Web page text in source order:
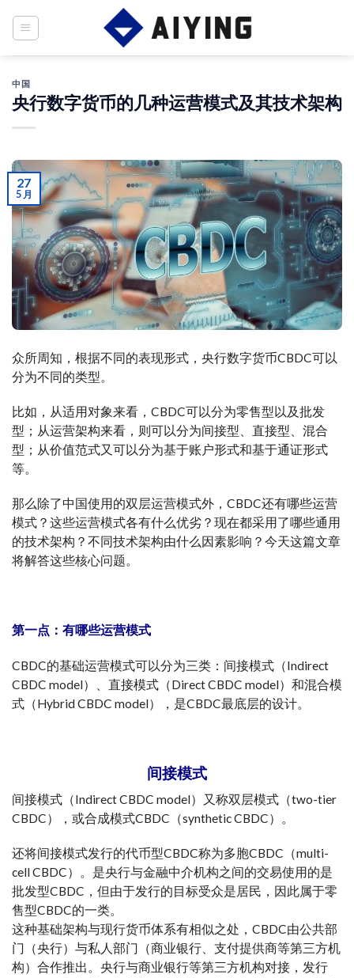
中国
央行数字货币的几种运营模式及其技术架构
27
5 月
众所周知，根据不同的表现形式，央行数字货币CBDC可以
分为不同的类型。
比如，从适用对象来看，CBDC可以分为零售型以及批发
型；从运营架构来看，则可以分为间接型、直接型、混合
型；从价值范式又可以分为基于账户形式和基于通证形式
等。
那么除了中国使用的双层运营模式外，CBDC还有哪些运营
模式？这些运营模式各有什么优劣？现在都采用了哪些通用
的技术架构？不同技术架构由什么因素影响？今天这篇文章
将解答这些核心问题。
第一点：有哪些运营模式
CBDC的基础运营模式可以分为三类：间接模式（Indirect
CBDC model）、直接模式（Direct CBDC model）和混合模
式（Hybrid CBDC model），是CBDC最底层的设计。
间接模式
间接模式（Indirect CBDC model）又称双层模式（two-tier
CBDC），或合成模式CBDC（synthetic CBDC）。
还将间接模式发行的代币型CBDC称为多胞CBDC（multi-
cell CBDC）。是央行与金融中介机构之间的交易使用的是
批发型CBDC，但由于发行的目标受众是居民，因此属于零
售型CBDC的一类。
这种基础架构与现行货币体系有相似之处，CBDC由公共部
门（央行）与私人部门（商业银行、支付提供商等第三方机
构）合作推出。央行与商业银行等第三方机构对接，发行